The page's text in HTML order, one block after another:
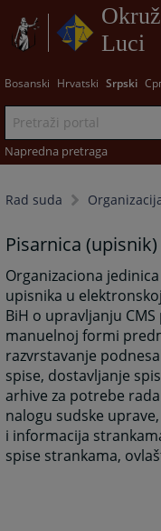
Luci
Bosanski Hrvatski Srpski
Napredna pretraga
Rad suda
Pisarnica (upisnik)
Organizaciona
upisnika u
BiH o upravljanju
manuelnoj formi
razvrstavanje
spise, dostavljanje
arhive za potrebe
nalogu sudske
i informacija
spise strankama,